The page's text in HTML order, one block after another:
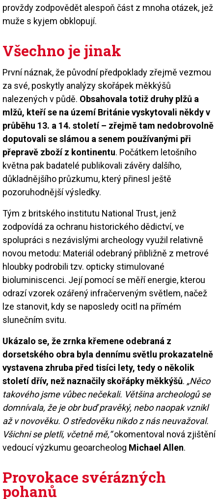
provždy zodpovědět alespoň část z mnoha otázek, jež
muže s kyjem obklopují.
Všechno je jinak
První náznak, že původní předpoklady zřejmě vezmou
za své, poskytly analýzy skořápek měkkýšů
nalezených v půdě. Obsahovala totiž druhy plžů a
mlžů, kteří se na území Británie vyskytovali někdy v
průběhu 13. a 14. století – zřejmě tam nedobrovolně
doputovali se slámou a senem používanými při
přepravě zboží z kontinentu. Počátkem letošního
května pak badatelé publikovali závěry dalšího,
důkladnějšího průzkumu, který přinesl ještě
pozoruhodnější výsledky.
Tým z britského institutu National Trust, jenž
zodpovídá za ochranu historického dědictví, ve
spolupráci s nezávislými archeology využil relativně
novou metodu: Materiál odebraný přibližně z metrové
hloubky podrobili tzv. opticky stimulované
bioluminiscenci. Její pomocí se měří energie, kterou
odrazí vzorek ozářený infračerveným světlem, načež
lze stanovit, kdy se naposledy ocitl na přímém
slunečním svitu.
Ukázalo se, že zrnka křemene odebraná z
dorsetského obra byla dennímu světlu prokazatelně
vystavena zhruba před tisíci lety, tedy o několik
století dřív, než naznačily skořápky měkkýšů. „Něco
takového jsme vůbec nečekali. Většina archeologů se
domnívala, že je obr buď pravěký, nebo naopak vznikl
až v novověku. O středověku nikdo z nás neuvažoval.
Všichni se pletli, včetně mě,“okomentoval nová zjištění
vedoucí výzkumu geoarcheolog Michael Allen.
Provokace svérázných
pohanů